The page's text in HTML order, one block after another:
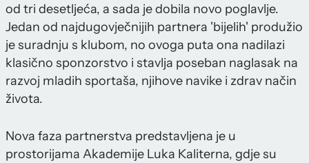
od tri desetljeća, a sada je dobila novo poglavlje.
Jedan od najdugovječnijih partnera 'bijelih' produžio
je suradnju s klubom, no ovoga puta ona nadilazi
klasično sponzorstvo i stavlja poseban naglasak na
razvoj mladih sportaša, njihove navike i zdrav način
života.
Nova faza partnerstva predstavljena je u
prostorijama Akademije Luka Kaliterna, gdje su